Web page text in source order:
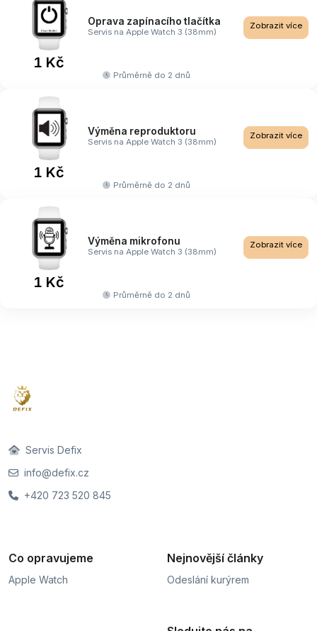
1 Kč
Oprava zapínacího tlačítka
Servis na Apple Watch 3 (38mm)
Průměrně do 2 dnů
Zobrazit více
1 Kč
Výměna reproduktoru
Servis na Apple Watch 3 (38mm)
Průměrně do 2 dnů
Zobrazit více
1 Kč
Výměna mikrofonu
Servis na Apple Watch 3 (38mm)
Průměrně do 2 dnů
Zobrazit více
Servis Defix
info@defix.cz
+420 723 520 845
Co opravujeme
Apple Watch
Nejnovější články
Odeslání kurýrem